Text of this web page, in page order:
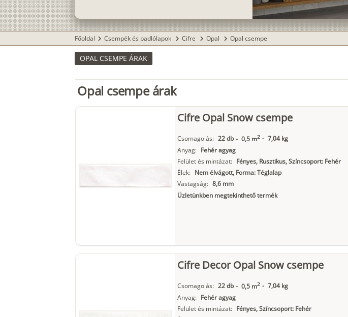
Főoldal chevron_right Csempék és padlólapok chevron_right Cifre chevron_right Opal chevron_right Opal csempe
OPAL CSEMPE ÁRAK
Opal csempe árak
Cifre Opal Snow csempe
Csomagolás: 22 db - 0,5 m2 - 7,04 kg
Anyag: Fehér agyag
Felület és mintázat: Fényes, Rusztikus, Színcsoport: Fehér
Élek: Nem élvágott, Forma: Téglalap
Vastagság: 8,6 mm
Üzletünkben megtekinthető termék
Cifre Decor Opal Snow csempe
Csomagolás: 22 db - 0,5 m2 - 7,04 kg
Anyag: Fehér agyag
Felület és mintázat: Fényes, Színcsoport: Fehér